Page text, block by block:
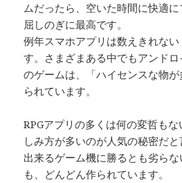
ムだったら、空いた時間に快適
屈しのぎに最高です。
例年スマホアプリは数えきれな
す。さまざまある中でもアンド
のゲームは、「ハイセンスな物
られています。
RPGアプリの多くは何の変哲も
しみ方が多いのが人気の秘密だ
出来るゲーム機に勝るとも劣ら
も、どんどん作られています。